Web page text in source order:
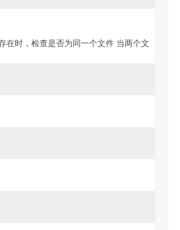
在时，检查是否为同一个文件 当两个文